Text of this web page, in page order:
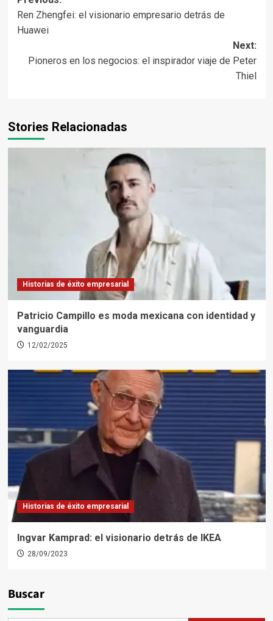
navigation
Ren Zhengfei: el visionario empresario detrás de
Huawei
Next:
Pioneros en los negocios: el inspirador viaje de Peter
Thiel
Stories Relacionadas
Historias de éxito empresarial
Patricio Campillo es moda mexicana con identidad y
vanguardia
12/02/2025
Historias de éxito empresarial
Ingvar Kamprad: el visionario detrás de IKEA
28/09/2023
Buscar